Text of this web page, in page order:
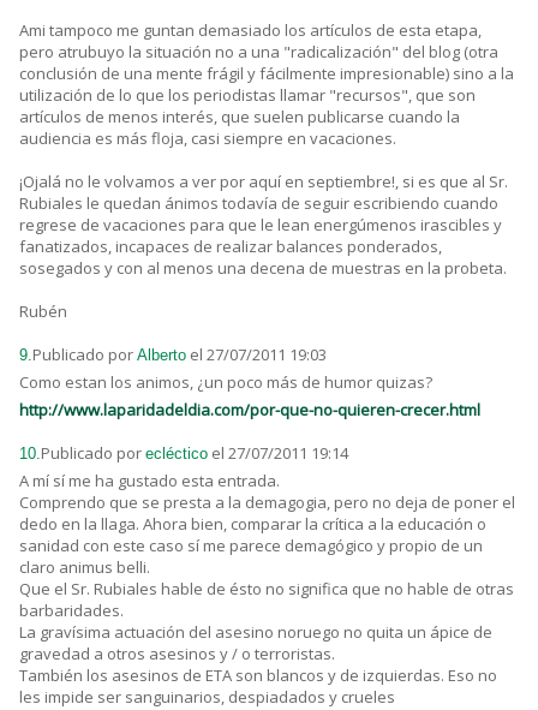
Ami tampoco me guntan demasiado los artículos de esta etapa,
pero atrubuyo la situación no a una "radicalización" del blog (otra
conclusión de una mente frágil y fácilmente impresionable) sino a la
utilización de lo que los periodistas llamar "recursos", que son
artículos de menos interés, que suelen publicarse cuando la
audiencia es más floja, casi siempre en vacaciones.
¡Ojalá no le volvamos a ver por aquí en septiembre!, si es que al Sr.
Rubiales le quedan ánimos todavía de seguir escribiendo cuando
regrese de vacaciones para que le lean energúmenos irascibles y
fanatizados, incapaces de realizar balances ponderados,
sosegados y con al menos una decena de muestras en la probeta.
Rubén
9.Publicado por Alberto el 27/07/2011 19:03
Como estan los animos, ¿un poco más de humor quizas?
http://www.laparidadeldia.com/por-que-no-quieren-crecer.html
10.Publicado por ecléctico el 27/07/2011 19:14
A mí sí me ha gustado esta entrada.
Comprendo que se presta a la demagogia, pero no deja de poner el
dedo en la llaga. Ahora bien, comparar la crítica a la educación o
sanidad con este caso sí me parece demagógico y propio de un
claro animus belli.
Que el Sr. Rubiales hable de ésto no significa que no hable de otras
barbaridades.
La gravísima actuación del asesino noruego no quita un ápice de
gravedad a otros asesinos y / o terroristas.
También los asesinos de ETA son blancos y de izquierdas. Eso no
les impide ser sanguinarios, despiadados y crueles